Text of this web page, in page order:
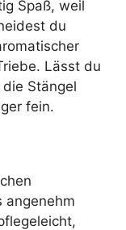
Spaß, weil
du
Lässt du
Stängel
fein.
angenehm